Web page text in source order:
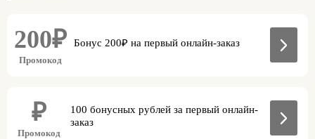
200₽
Промокод
Бонус 200₽ на первый онлайн-заказ
₽
Промокод
100 бонусных рублей за первый онлайн-
заказ